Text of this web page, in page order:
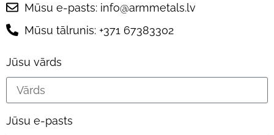
Mūsu e-pasts: info@armmetals.lv
Mūsu tālrunis: +371 67383302
Jūsu vārds
Jūsu e-pasts